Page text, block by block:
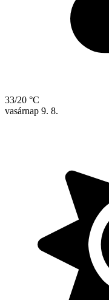
33/20 °C
vasárnap 9. 8.